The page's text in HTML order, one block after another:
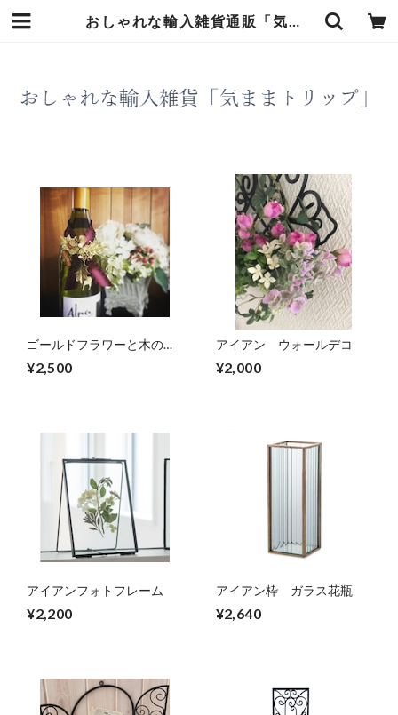
おしゃれな輸入雑貨通販「気ままトリップ」
ゴールドフラワーと木の実
のワイン飾り（ギフト用プ
レートラベル付き）
¥2,500
アイアン ウォールデコ
¥2,000
アイアンフォトフレーム
¥2,200
アイアン枠 ガラス花瓶
¥2,640